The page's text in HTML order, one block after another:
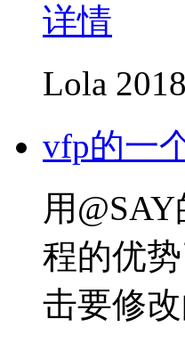
详情
Lola
vfp的一
用
程的优
击要修